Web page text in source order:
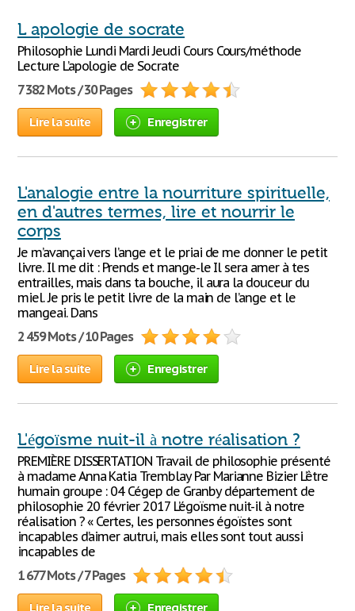
L apologie de socrate
Philosophie Lundi Mardi Jeudi Cours Cours/méthode
Lecture L’apologie de Socrate
7 382 Mots / 30 Pages
Lire la suite Enregistrer
L'analogie entre la nourriture spirituelle,
en d'autres termes, lire et nourrir le
corps
Je m’avançai vers l’ange et le priai de me donner le petit
livre. Il me dit : Prends et mange-le Il sera amer à tes
entrailles, mais dans ta bouche, il aura la douceur du
miel. Je pris le petit livre de la main de l’ange et le
mangeai. Dans
2 459 Mots / 10 Pages
Lire la suite Enregistrer
L'égoïsme nuit-il à notre réalisation ?
PREMIÈRE DISSERTATION Travail de philosophie présenté
à madame Anna Katia Tremblay Par Marianne Bizier L’être
humain groupe : 04 Cégep de Granby département de
philosophie 20 février 2017 L’égoïsme nuit-il à notre
réalisation ? « Certes, les personnes égoïstes sont
incapables d’aimer autrui, mais elles sont tout aussi
incapables de
1 677 Mots / 7 Pages
Lire la suite Enregistrer